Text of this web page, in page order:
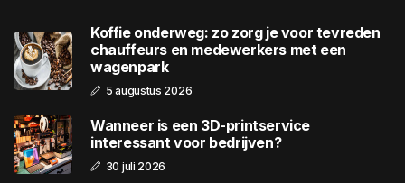
Koffie onderweg: zo zorg je voor tevreden
chauffeurs en medewerkers met een
wagenpark
5 augustus 2026
Wanneer is een 3D-printservice
interessant voor bedrijven?
30 juli 2026